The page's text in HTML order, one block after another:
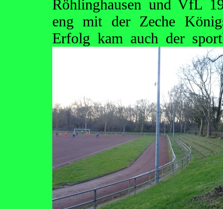
Röhlinghausen und VfL
eng mit der Zeche
Erfolg kam auch der